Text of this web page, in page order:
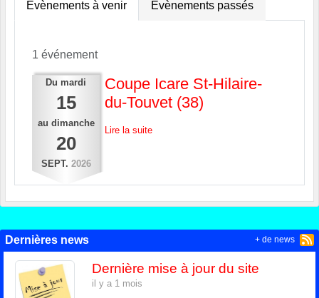
Évènements à venir Évènements passés
1 événement
Du mardi
15
au dimanche
20
SEPT. 2026
Coupe Icare St-Hilaire-
du-Touvet (38)
Lire la suite
Dernières news
Dernière mise à jour du site
il y a 1 mois
+ de news